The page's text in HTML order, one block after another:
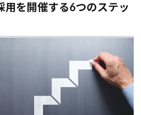
用を開催する6つのステッ